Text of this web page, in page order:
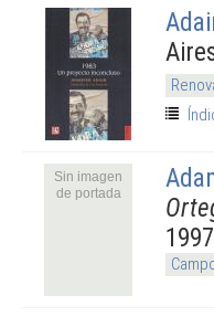
Sin imagen
de portada